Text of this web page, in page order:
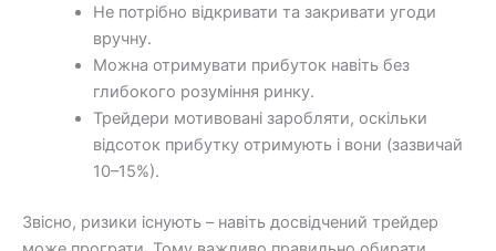
Не потрібно відкривати та закривати угоди
вручну.
Можна отримувати прибуток навіть без
глибокого розуміння ринку.
Трейдери мотивовані заробляти, оскільки
відсоток прибутку отримують і вони (зазвичай
10–15%).
Звісно, ризики існують – навіть досвідчений трейдер